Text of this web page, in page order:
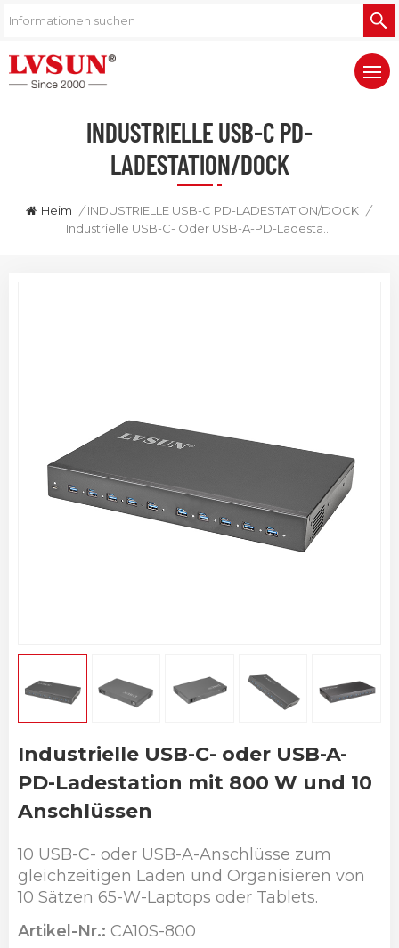
INDUSTRIELLE USB-C PD-
LADESTATION/DOCK
Heim / INDUSTRIELLE USB-C PD-LADESTATION/DOCK /
Industrielle USB-C- oder USB-A-
PD-Ladestation mit 800 W und 10
Anschlüssen
10 USB-C- oder USB-A-Anschlüsse zum
gleichzeitigen Laden und Organisieren von
10 Sätzen 65-W-Laptops oder Tablets.
Artikel-Nr.: CA10S-800